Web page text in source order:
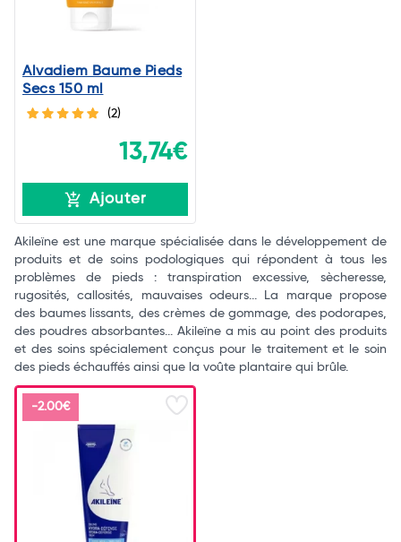
Alvadiem Baume Pieds
Secs 150 ml
(2)
13,74€
Ajouter
Akileïne est une marque spécialisée dans le développement de
produits et de soins podologiques qui répondent à tous les
problèmes de pieds : transpiration excessive, sècheresse,
rugosités, callosités, mauvaises odeurs... La marque propose
des baumes lissants, des crèmes de gommage, des podorapes,
des poudres absorbantes... Akileïne a mis au point des produits
et des soins spécialement conçus pour le traitement et le soin
des pieds échauffés ainsi que la voûte plantaire qui brûle.
-2.00€